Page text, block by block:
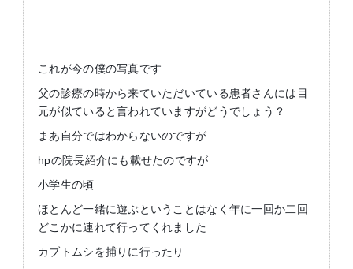
これが今の僕の写真です
父の診療の時から来ていただいている患者さんには目
元が似ていると言われていますがどうでしょう？
まあ自分ではわからないのですが
hpの院長紹介にも載せたのですが
小学生の頃
ほとんど一緒に遊ぶということはなく年に一回か二回
どこかに連れて行ってくれました
カブトムシを捕りに行ったり